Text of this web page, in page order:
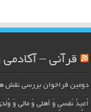
قرآنی – آکادمی
دومین فراخوان بررسی نقش
اُعیذُ نَفسی وَ أهلی وَ مالی وَ